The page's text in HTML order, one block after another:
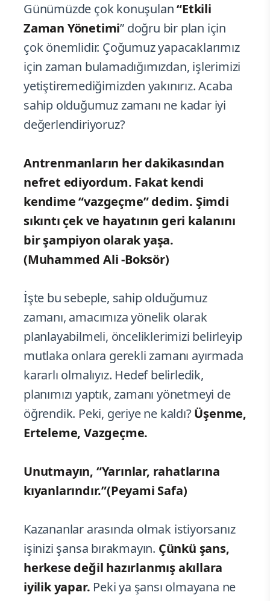
Günümüzde çok konuşulan“Etkili
Zaman Yönetimi” doğru bir plan için
çok önemlidir. Çoğumuz yapacaklarımız
için zaman bulamadığımızdan, işlerimizi
yetiştiremediğimizden yakınırız. Acaba
sahip olduğumuz zamanı ne kadar iyi
değerlendiriyoruz?
Antrenmanların her dakikasından
nefret ediyordum. Fakat kendi
kendime “vazgeçme” dedim. Şimdi
sıkıntı çek ve hayatının geri kalanını
bir şampiyon olarak yaşa.
(Muhammed Ali -Boksör)
İşte bu sebeple, sahip olduğumuz
zamanı, amacımıza yönelik olarak
planlayabilmeli, önceliklerimizi belirleyip
mutlaka onlara gerekli zamanı ayırmada
kararlı olmalıyız. Hedef belirledik,
planımızı yaptık, zamanı yönetmeyi de
öğrendik. Peki, geriye ne kaldı?Üşenme,
Erteleme, Vazgeçme.
Unutmayın, “Yarınlar, rahatlarına
kıyanlarındır.”(Peyami Safa)
Kazananlar arasında olmak istiyorsanız
işinizi şansa bırakmayın. Çünkü şans,
herkese değil hazırlanmış akıllara
iyilik yapar. Peki ya şansı olmayana ne